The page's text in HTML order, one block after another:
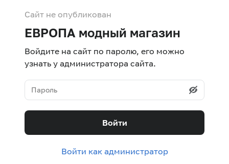
Сайт не опубликован
ЕВРОПА модный магазин
Войдите на сайт по паролю, его можно
узнать у администратора сайта.
Войти
Войти как администратор